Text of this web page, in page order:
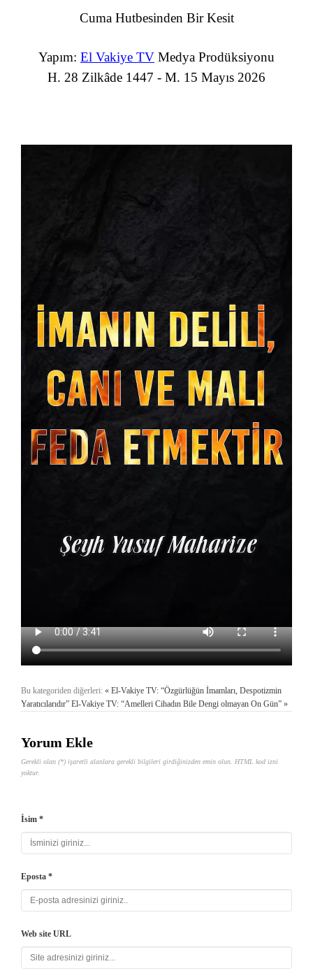
Cuma Hutbesinden Bir Kesit
Yapım: El Vakiye TV Medya Prodüksiyonu
H. 28 Zilkâde 1447 - M. 15 Mayıs 2026
Bu kategoriden diğerleri: « El-Vakiye TV: “Özgürlüğün İmamları, Despotizmin
Yaratıcılarıdır” El-Vakiye TV: “Amelleri Cihadın Bile Dengi olmayan On Gün” »
Yorum Ekle
Gerekli olan (*) işaretli alanlara gerekli bilgileri girdiğinizden emin olun. HTML kod izni
yoktur.
İsim *
Eposta *
Web site URL